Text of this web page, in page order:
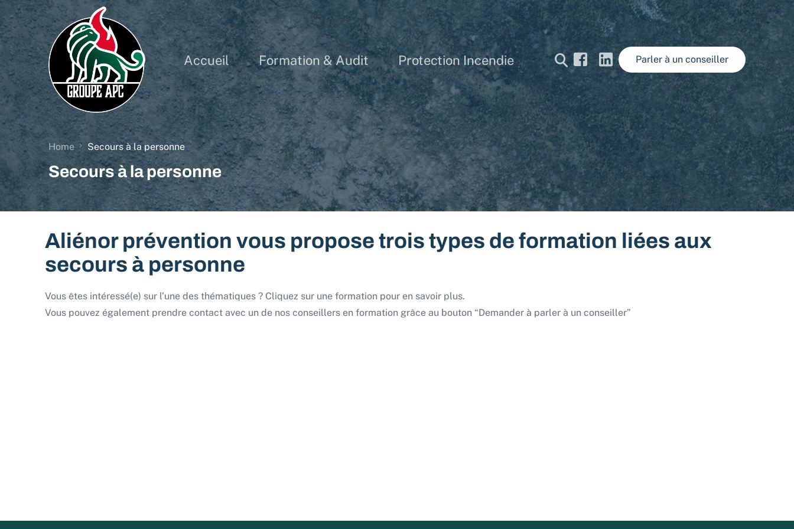
Accueil Formation & Audit Protection Incendie Parler à un conseiller
Home Secours à la personne
Secours à la personne
Aliénor prévention vous propose trois types de formation liées aux
secours à personne
Vous êtes intéressé(e) sur l’une des thématiques ? Cliquez sur une formation pour en savoir plus.
Vous pouvez également prendre contact avec un de nos conseillers en formation grâce au bouton “Demander à parler à un conseiller”